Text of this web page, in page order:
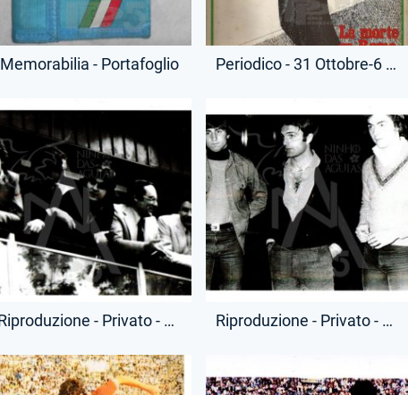
Memorabilia - Portafoglio Periodico - 31 Ottobre-6 Novembre 1979 - Guerin Sportivo - Delitto Vincenzo Paparelli
Riproduzione - Privato - Giordano, Wilson e Manfredonia Riproduzione - Privato - Giordano, Wilson e Manfredonia